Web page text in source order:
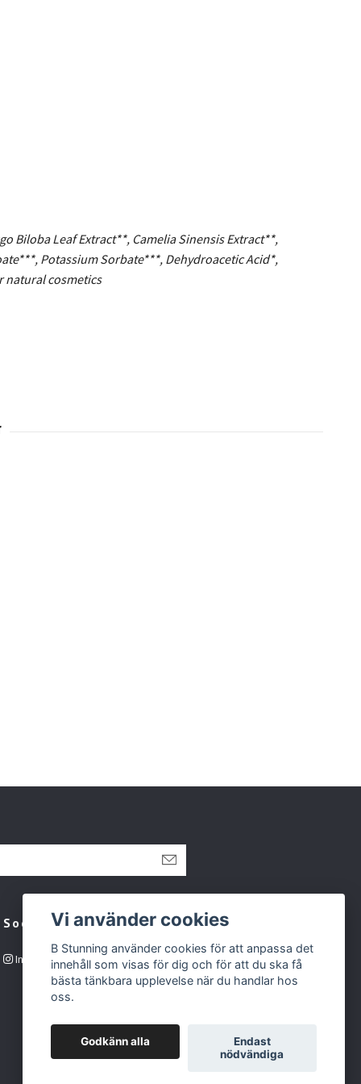
Biloba Leaf Extract**, Camelia Sinensis Extract**,
Potassium Sorbate***, Dehydroacetic Acid*,
natural cosmetics
Sociala medier
Instagram
Vi använder cookies
B Stunning använder cookies för att anpassa det
innehåll som visas för dig och för att du ska få
bästa tänkbara upplevelse när du handlar hos
oss.
Godkänn alla
Endast
nödvändiga